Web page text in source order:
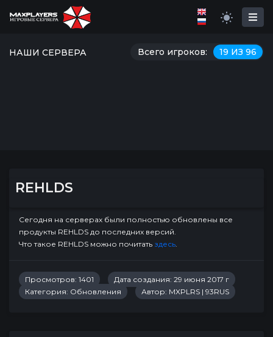
Всего игроков: 19 ИЗ 96
НАШИ СЕРВЕРА
REHLDS
Сегодня на серверах были полностью обновлены все
продукты REHLDS до последних версий.
Что такое REHLDS можно почитать здесь.
Просмотров: 1401
Дата создания: 29 июня 2017 г
Категория: Обновления Автор: MXPLRS | 93RUS